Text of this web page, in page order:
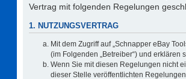
Vertrag mit folgenden Regelungen
1. NUTZUNGSVERTRAG
Mit dem Zugriff auf „Schnapper eBay
(im Folgenden „Betreiber“) und
Wenn Sie mit diesen Regelungen nicht
dieser Stelle veröffentlichten